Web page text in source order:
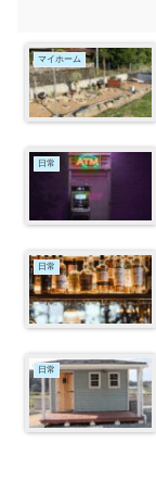
マイホーム
日常
日常
日常